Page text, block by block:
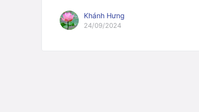
Khánh Hưng
24/09/2024